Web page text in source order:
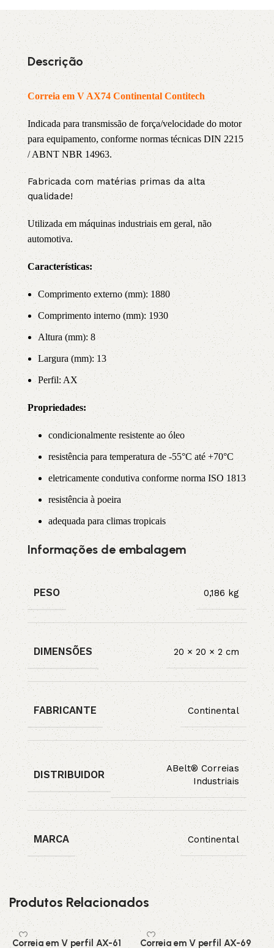
Descrição
Correia em V AX74 Continental Contitech
Indicada para transmissão de força/velocidade do motor
para equipamento, conforme normas técnicas DIN 2215
/ ABNT NBR 14963.
Fabricada com matérias primas da alta
qualidade!
Utilizada em máquinas industriais em geral, não
automotiva.
Características:
Comprimento externo (mm): 1880
Comprimento interno (mm): 1930
Altura (mm): 8
Largura (mm): 13
Perfil: AX
Propriedades:
condicionalmente resistente ao óleo
resistência para temperatura de -55°C até +70°C
eletricamente condutiva conforme norma ISO 1813
resistência à poeira
adequada para climas tropicais
Informações de embalagem
PESO 0,186 kg
DIMENSÕES 20 × 20 × 2 cm
FABRICANTE Continental
DISTRIBUIDOR
ABelt® Correias
Industriais
MARCA Continental
Produtos Relacionados
Correia em V perfil AX-61 Correia em V perfil AX-69